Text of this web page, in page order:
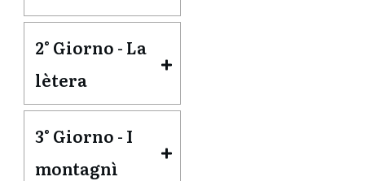
2° Giorno - La
lètera
3° Giorno - I
montagnì